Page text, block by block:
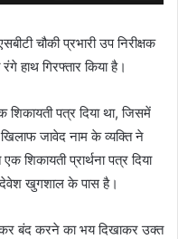
चौकी प्रभारी उप निरीक्षक
हाथ गिरफ्तार किया है।
पत्र दिया था, जिसमें
जावेद नाम के व्यक्ति ने
शिकायती प्रार्थना पत्र दिया
देवेश खुगशाल के पास है।
बंद करने का भय दिखाकर उक्त